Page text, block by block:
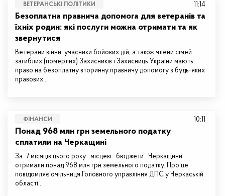
ВЕТЕРАНСЬКІ ПОЛІТИКИ
Безоплатна правнича допомога для ветеранів та
їхніх родин: які послуги можна отримати та як
звернутися
Ветерани війни, учасники бойових дій, а також члени сімей
загиблих (померлих) Захисників і Захисниць України мають
право на безоплатну вторинну правничу допомогу з будь-яких
правових…
11:14
ФІНАНСИ
Понад 968 млн грн земельного податку
сплатили на Черкащині
За 7 місяців цього року місцеві бюджети Черкащини
отримали понад 968 млн грн земельного податку. Про це
повідомляє очільниця Головного управління ДПС у Черкаській
області…
10:11